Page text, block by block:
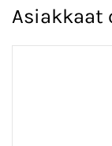
Asiakkaat